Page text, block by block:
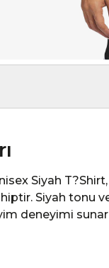
Siyah
Siyah tonu
deneyimi sunar